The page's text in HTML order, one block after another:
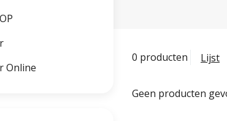
0 producten Lijst
Geen producten
Online